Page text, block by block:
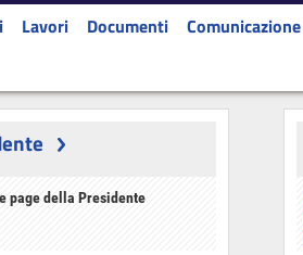
Lavori Documenti Comunicazione
page della Presidente